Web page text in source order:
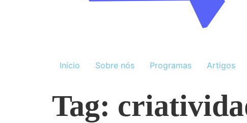
Início Sobre nós Programas Artigos
Tag: